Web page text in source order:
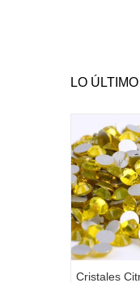
LO
Cristales